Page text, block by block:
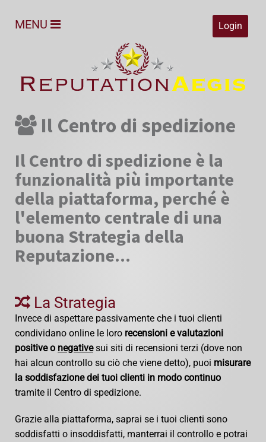
Login
MENU
Il Centro di spedizione
Il Centro di spedizione è la
funzionalità più importante
della piattaforma, perché è
l'elemento centrale di una
buona Strategia della
Reputazione...
La Strategia
Invece di aspettare passivamente che i tuoi clienti
condividano online le loro recensioni e valutazioni
positive o negativesui siti di recensioni terzi (dove non
hai alcun controllo su ciò che viene detto), puoi misurare
la soddisfazione dei tuoi clienti in modo continuo
tramite il Centro di spedizione.
Grazie alla piattaforma, saprai se i tuoi clienti sono
soddisfatti o insoddisfatti, manterrai il controllo e potrai